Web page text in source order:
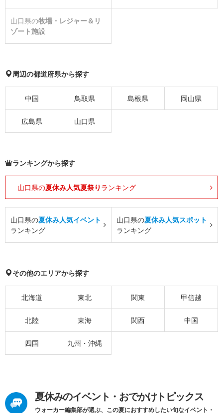
山口県の牧場・レジャー＆リ
ゾート施設
周辺の都道府県から探す
中国 鳥取県 島根県 岡山県
広島県 山口県
ランキングから探す
山口県の夏休み人気夏祭り ランキング
山口県の夏休み人気イベント
ランキング
山口県の夏休み人気スポット
ランキング
その他のエリアから探す
北海道 東北 関東 甲信越
北陸 東海 関西 中国
四国 九州・沖縄
夏休みのイベント・おでかけトピックス
ウォーカー編集部が選ぶ、この夏におすすめしたい旬なイベント・